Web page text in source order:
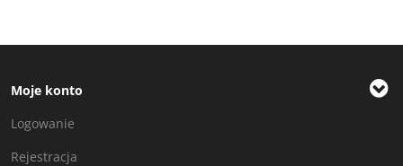
Moje konto
Logowanie
Rejestracja